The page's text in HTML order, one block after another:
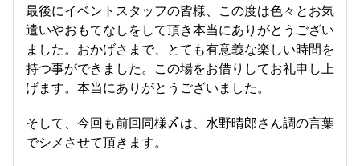
最後にイベントスタッフの皆様、この度は色々とお気
遣いやおもてなしをして頂き本当にありがとうござい
ました。おかげさまで、とても有意義な楽しい時間を
持つ事ができました。この場をお借りしてお礼申し上
げます。本当にありがとうございました。
そして、今回も前回同様〆は、水野晴郎さん調の言葉
でシメさせて頂きます。